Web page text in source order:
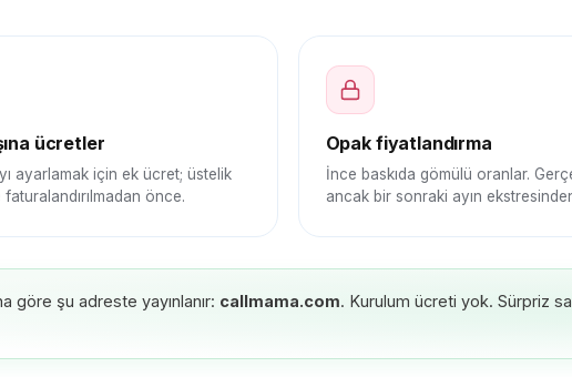
ücretler
ayarlamak için ek ücret; üstelik
önce.
Opak fiyatlandırma
İnce baskıda gömülü oranlar.
ancak bir sonraki ayın
göre şu adreste yayınlanır: callmama.com. Kurulum ücreti yok. Sürpriz